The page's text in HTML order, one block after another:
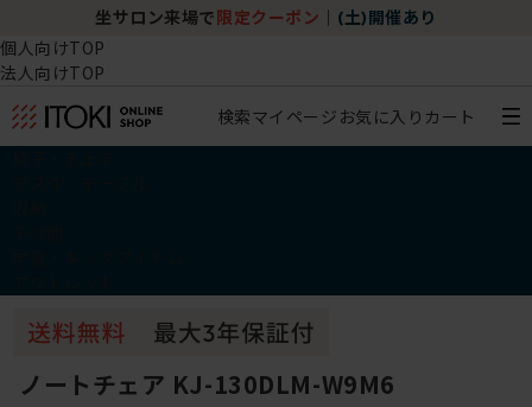
坐サロン来場で 限定クーポン (土)開催あり
個人向けTOP
法人向けTOP
検索マイページ お気に入り カート
ノートチェア KJ-130DLM-W9M6